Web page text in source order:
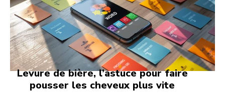
Levure de bière, l’astuce pour faire
pousser les cheveux plus vite